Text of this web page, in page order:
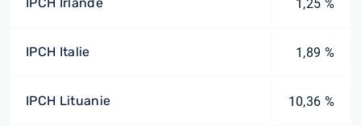
1,25 %
IPCH Italie 1,89 %
IPCH Lituanie 10,36 %